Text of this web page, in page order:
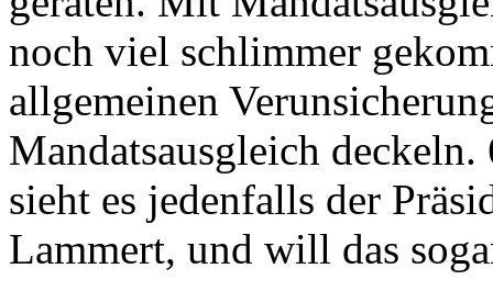
noch viel schlimmer
allgemeinen
Mandatsausgleich
sieht es jedenfalls der
Lammert, und will das